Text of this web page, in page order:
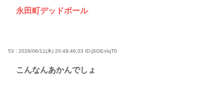
永田町デッドボール
53 : 2026/06/11(木) 20:49:46.03 ID:jSGEnIqT0
こんなんあかんでしょ